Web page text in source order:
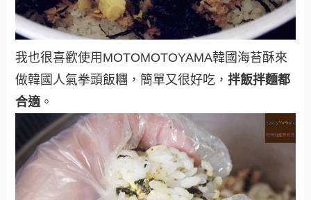
我也很喜歡使用 MOTOMOTOYAMA韓國海苔酥來
做韓國人氣拳頭飯糰，簡單又很好吃，拌飯拌麵都
合適 。